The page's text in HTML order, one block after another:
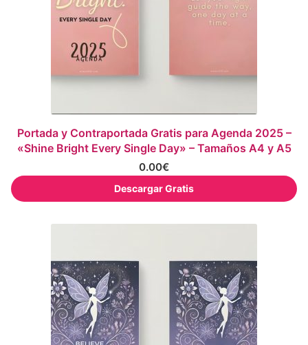
Portada y Contraportada Gratis para Agenda 2025 –
«Shine Bright Every Single Day» – Tamaños A4 y A5
0.00€
Descargar Gratis